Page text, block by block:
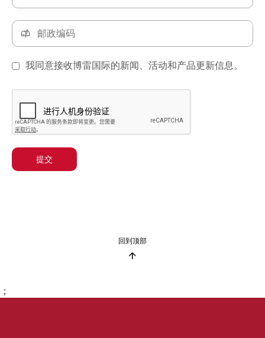
我同意接收博雷国际的新闻、活动和产品更新信息。
提交
回到顶部
；